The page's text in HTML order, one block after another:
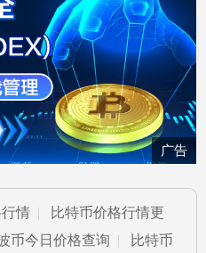
广告
情 | 比特币价格行情更
币今日价格查询 | 比特币